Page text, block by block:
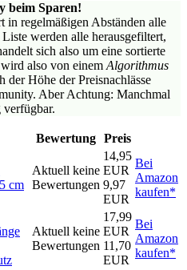
beim Sparen!
in regelmäßigen Abständen alle
werden alle herausgefiltert,
sich also um eine sortierte
also von einem Algorithmus
der Höhe der Preisnachlässe
Aber Achtung: Manchmal
Bewertung Preis
cm
Aktuell keine
Bewertungen
14,95
EUR
9,97
EUR
Bei
Amazon
kaufen*
Aktuell keine
Bewertungen
17,99
EUR
11,70
EUR
Bei
Amazon
kaufen*